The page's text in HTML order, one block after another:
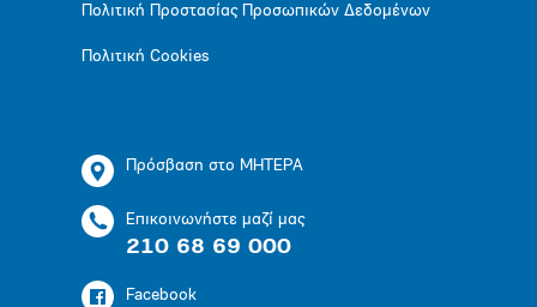
Πολιτική Προστασίας Προσωπικών Δεδομένων
Πολιτική Cookies
Πρόσβαση στο ΜΗΤΕΡΑ
Επικοινωνήστε μαζί μας
210 68 69 000
Facebook